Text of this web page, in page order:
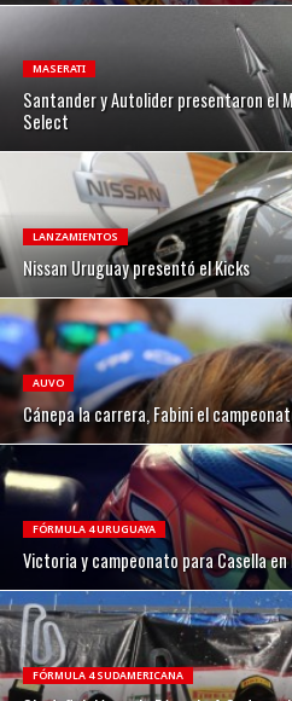
MASERATI
Santander y Autolider presentaron el
Select
LANZAMIENTOS
Nissan Uruguay presentó el Kicks
AUVO
Cánepa la carrera, Fabini el
FÓRMULA 4 URUGUAYA
Victoria y campeonato para Casella en
FÓRMULA 4 SUDAMERICANA